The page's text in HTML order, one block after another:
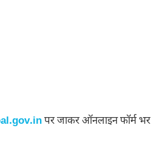
पर जाकर ऑनलाइन फॉर्म भर